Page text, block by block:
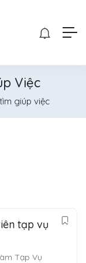
Việc
giúp việc
tạp vụ
Tạp Vụ